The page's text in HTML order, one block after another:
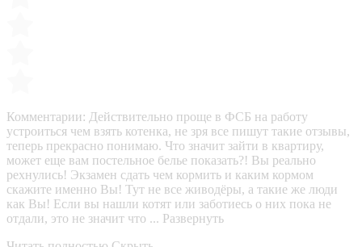
Комментарии: Действительно проще в ФСБ на работу
устроиться чем взять котенка, не зря все пишут такие отзывы,
теперь прекрасно понимаю. Что значит зайти в квартиру,
может еще вам постельное белье показать?! Вы реально
рехнулись! Экзамен сдать чем кормить и каким кормом
скажите именно Вы! Тут не все живодёры, а такие же люди
как Вы! Если вы нашли котят или заботиесь о них пока не
отдали, это не значит что ... Развернуть